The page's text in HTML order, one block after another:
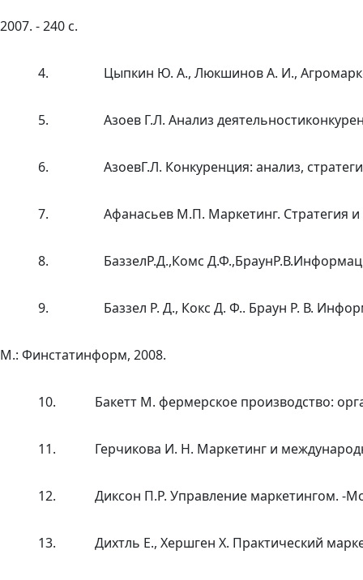
2007. - 240 с.
4. Цыпкин Ю. А., Люкшинов А. И.,
5. Азоев Г.Л. Анализ
6. АзоевГ.Л. Конкуренция: анализ,
7. Афанасьев М.П. Маркетинг. Стратегия
8. БаззелР.Д.,Комс
9. Баззел Р. Д., Кокс Д. Ф.. Браун Р. В.
М.: Финстатинформ, 2008.
10. Бакетт М. фермерское производство:
11. Герчикова И. Н. Маркетинг и
12. Диксон П.Р. Управление маркетингом. -
13. Дихтль Е., Хершген Х. Практический